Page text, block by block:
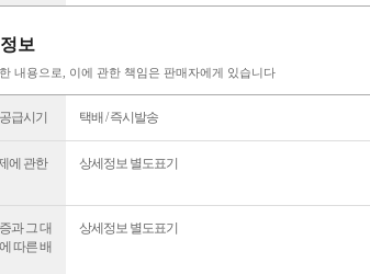
보
내용으로, 이에 관한 책임은 판매자에게 있습니다
급시기 택배 / 즉시발송
에 관한
상세정보 별도표기
과 그 대
따른 배
상세정보 별도표기